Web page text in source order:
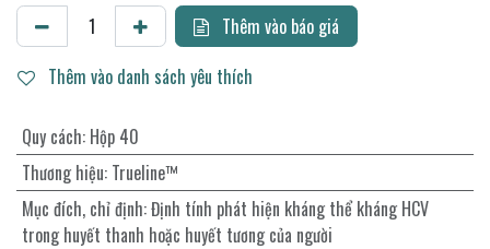
Thêm vào báo giá
Thêm vào danh sách yêu thích
Quy cách: Hộp 40
Thương hiệu: Trueline™
Mục đích, chỉ định:Định tính phát hiện kháng thể kháng HCV
trong huyết thanh hoặc huyết tương của người